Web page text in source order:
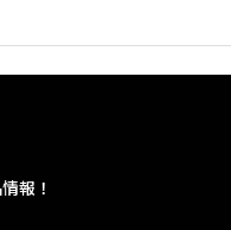
報！